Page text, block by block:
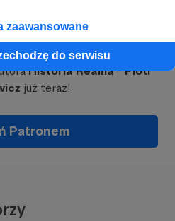
zaawansowane
do serwisu
Patronów!
Historia Realna - Piotr
już teraz!
Patronem